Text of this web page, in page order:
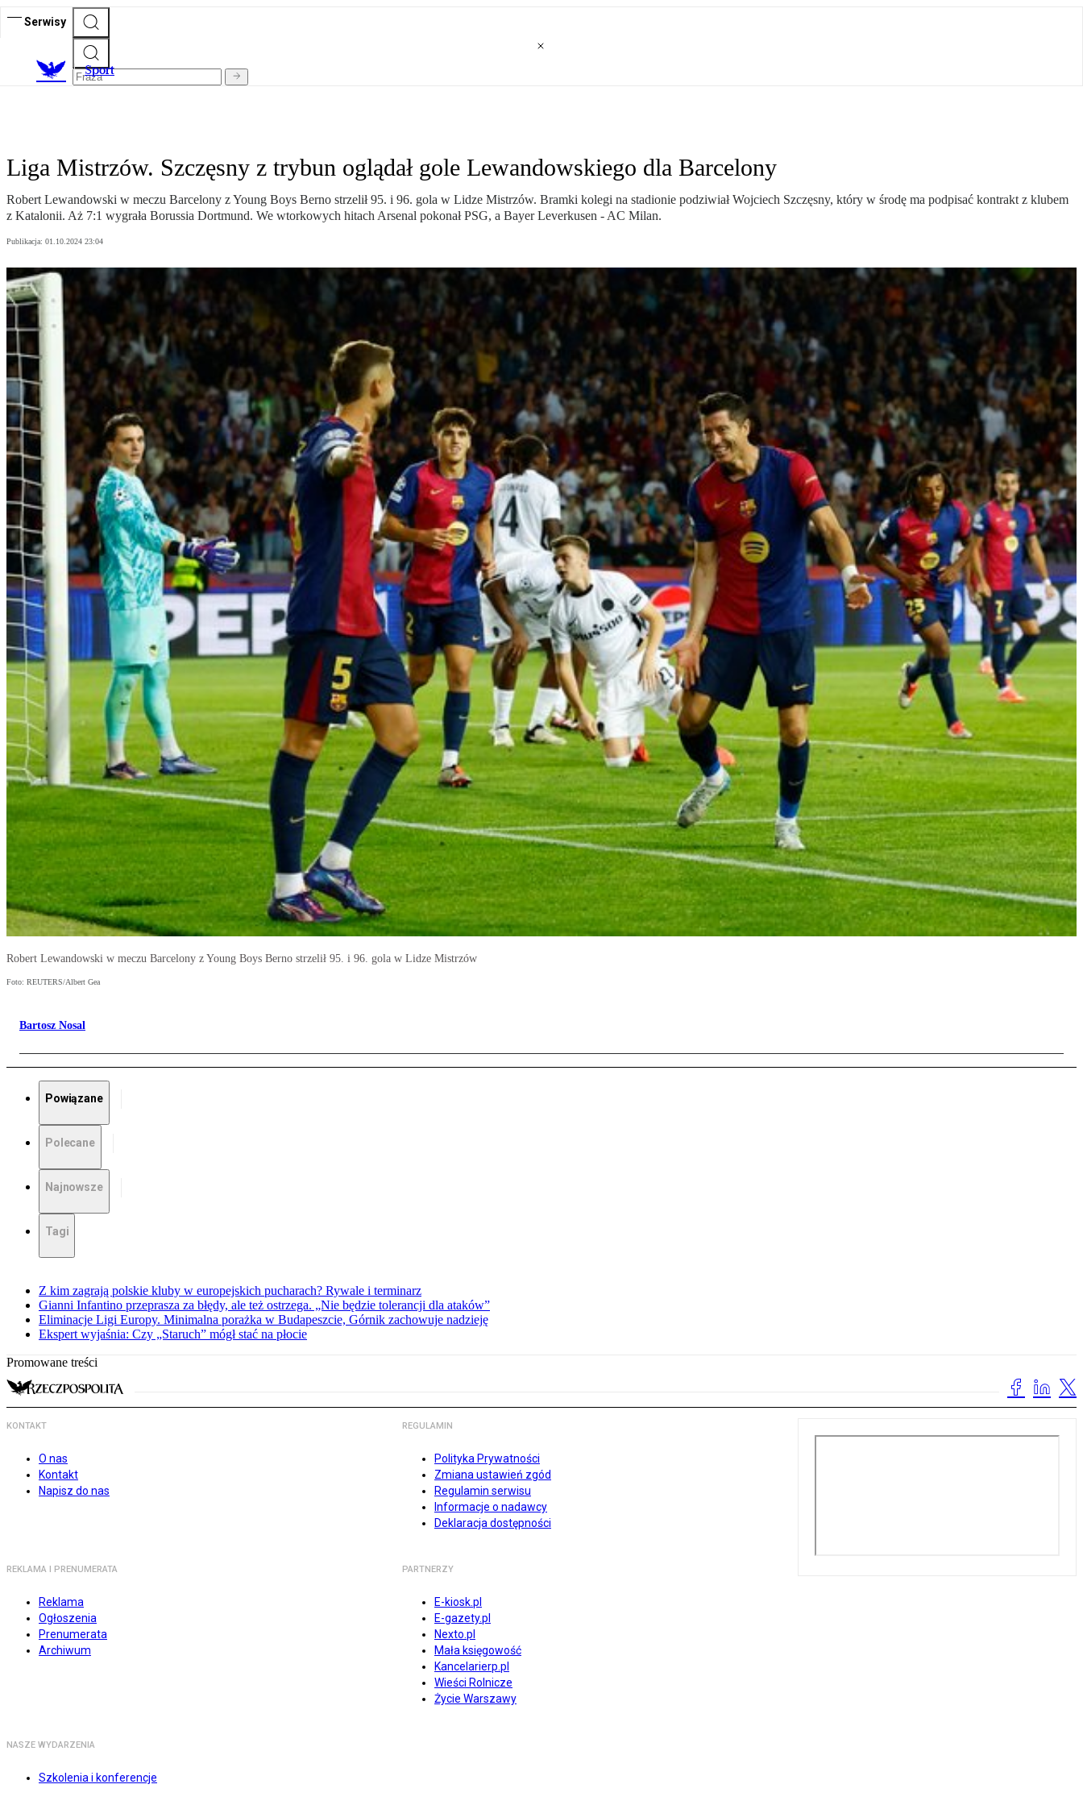
Serwisy
Sport
Liga Mistrzów. Szczęsny z trybun oglądał gole Lewandowskiego dla Barcelony
Robert Lewandowski w meczu Barcelony z Young Boys Berno strzelił 95. i 96. gola w Lidze Mistrzów. Bramki kolegi na stadionie podziwiał Wojciech Szczęsny, który w środę ma podpisać kontrakt z klubem
z Katalonii. Aż 7:1 wygrała Borussia Dortmund. We wtorkowych hitach Arsenal pokonał PSG, a Bayer Leverkusen - AC Milan.
Publikacja: 01.10.2024 23:04
Robert Lewandowski w meczu Barcelony z Young Boys Berno strzelił 95. i 96. gola w Lidze Mistrzów
Foto: REUTERS/Albert Gea
Bartosz Nosal
Powiązane
Polecane
Najnowsze
Tagi
Z kim zagrają polskie kluby w europejskich pucharach? Rywale i terminarz
Gianni Infantino przeprasza za błędy, ale też ostrzega. „Nie będzie tolerancji dla ataków”
Eliminacje Ligi Europy. Minimalna porażka w Budapeszcie, Górnik zachowuje nadzieję
Ekspert wyjaśnia: Czy „Staruch” mógł stać na płocie
Promowane treści
KONTAKT
O nas
Kontakt
Napisz do nas
REGULAMIN
Polityka Prywatności
Zmiana ustawień zgód
Regulamin serwisu
Informacje o nadawcy
Deklaracja dostępności
REKLAMA I PRENUMERATA
Reklama
Ogłoszenia
Prenumerata
Archiwum
PARTNERZY
E-kiosk.pl
E-gazety.pl
Nexto.pl
Mała księgowość
Kancelarierp.pl
Wieści Rolnicze
Życie Warszawy
NASZE WYDARZENIA
Szkolenia i konferencje